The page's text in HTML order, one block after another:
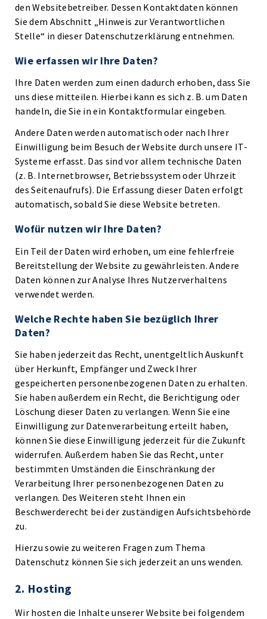
den Websitebetreiber. Dessen Kontaktdaten können
Sie dem Abschnitt „Hinweis zur Verantwortlichen
Stelle“ in dieser Datenschutzerklärung entnehmen.
Wie erfassen wir Ihre Daten?
Ihre Daten werden zum einen dadurch erhoben, dass Sie
uns diese mitteilen. Hierbei kann es sich z. B. um Daten
handeln, die Sie in ein Kontaktformular eingeben.
Andere Daten werden automatisch oder nach Ihrer
Einwilligung beim Besuch der Website durch unsere IT-
Systeme erfasst. Das sind vor allem technische Daten
(z. B. Internetbrowser, Betriebssystem oder Uhrzeit
des Seitenaufrufs). Die Erfassung dieser Daten erfolgt
automatisch, sobald Sie diese Website betreten.
Wofür nutzen wir Ihre Daten?
Ein Teil der Daten wird erhoben, um eine fehlerfreie
Bereitstellung der Website zu gewährleisten. Andere
Daten können zur Analyse Ihres Nutzerverhaltens
verwendet werden.
Welche Rechte haben Sie bezüglich Ihrer
Daten?
Sie haben jederzeit das Recht, unentgeltlich Auskunft
über Herkunft, Empfänger und Zweck Ihrer
gespeicherten personenbezogenen Daten zu erhalten.
Sie haben außerdem ein Recht, die Berichtigung oder
Löschung dieser Daten zu verlangen. Wenn Sie eine
Einwilligung zur Datenverarbeitung erteilt haben,
können Sie diese Einwilligung jederzeit für die Zukunft
widerrufen. Außerdem haben Sie das Recht, unter
bestimmten Umständen die Einschränkung der
Verarbeitung Ihrer personenbezogenen Daten zu
verlangen. Des Weiteren steht Ihnen ein
Beschwerderecht bei der zuständigen Aufsichtsbehörde
zu.
Hierzu sowie zu weiteren Fragen zum Thema
Datenschutz können Sie sich jederzeit an uns wenden.
2. Hosting
Wir hosten die Inhalte unserer Website bei folgendem